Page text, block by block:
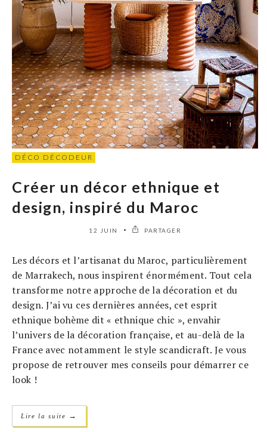
DÉCO DÉCODEUR
Créer un décor ethnique et
design, inspiré du Maroc
12 JUIN PARTAGER
Les décors et l’artisanat du Maroc, particulièrement
de Marrakech, nous inspirent énormément. Tout cela
transforme notre approche de la décoration et du
design. J’ai vu ces dernières années, cet esprit
ethnique bohème dit « ethnique chic », envahir
l’univers de la décoration française, et au-delà de la
France avec notamment le style scandicraft. Je vous
propose de retrouver mes conseils pour démarrer ce
look !
Lire la suite →